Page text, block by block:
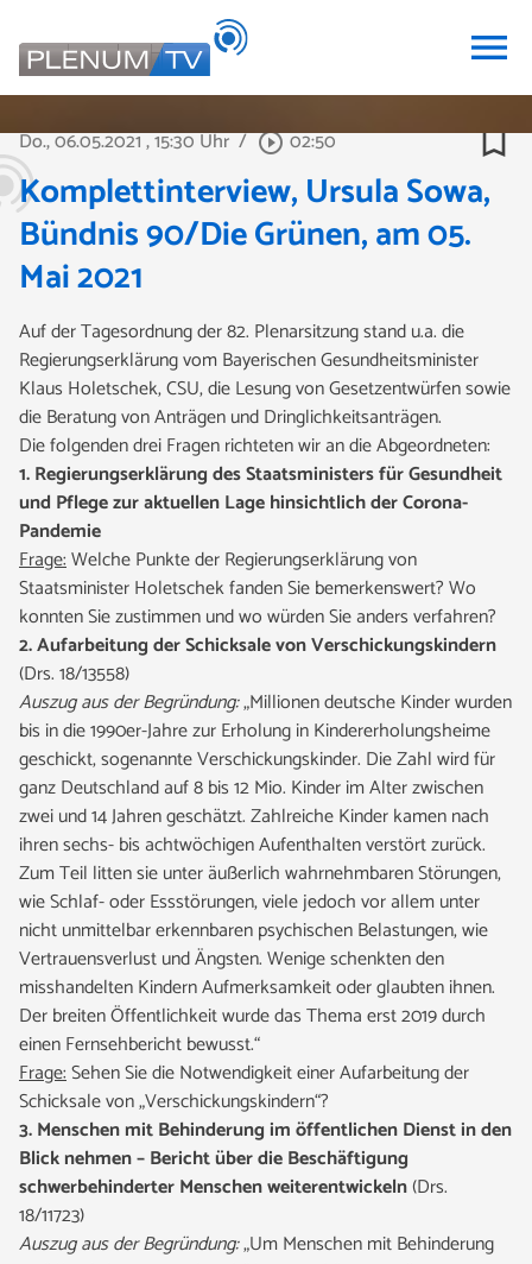
menu
Do., 06.05.2021, 15:30 Uhr / play_circle_outline02:50 bookmark_border
Komplettinterview, Ursula Sowa,
Bündnis 90/Die Grünen, am 05.
Mai 2021
Auf der Tagesordnung der 82. Plenarsitzung stand u.a. die
Regierungserklärung vom Bayerischen Gesundheitsminister
Klaus Holetschek, CSU, die Lesung von Gesetzentwürfen sowie
die Beratung von Anträgen und Dringlichkeitsanträgen.
Die folgenden drei Fragenrichteten wir an die Abgeordneten:
1. Regierungserklärung des Staatsministers für Gesundheit
und Pflege zur aktuellen Lage hinsichtlich der Corona-
Pandemie
Frage:Welche Punkte der Regierungserklärung von
Staatsminister Holetschek fanden Sie bemerkenswert? Wo
konnten Sie zustimmen und wo würden Sie anders verfahren?
2. Aufarbeitung der Schicksale von Verschickungskindern
(Drs. 18/13558)
Auszug aus der Begründung:„Millionen deutsche Kinder wurden
bis in die 1990er-Jahre zur Erholung in Kindererholungsheime
geschickt, sogenannte Verschickungskinder. Die Zahl wird für
ganz Deutschland auf 8 bis 12 Mio. Kinder im Alter zwischen
zwei und 14 Jahren geschätzt. Zahlreiche Kinder kamen nach
ihren sechs- bis achtwöchigen Aufenthalten verstört zurück.
Zum Teil litten sie unter äußerlich wahrnehmbaren Störungen,
wie Schlaf- oder Essstörungen, viele jedoch vor allem unter
nicht unmittelbar erkennbaren psychischen Belastungen, wie
Vertrauensverlust und Ängsten. Wenige schenkten den
misshandelten Kindern Aufmerksamkeit oder glaubten ihnen.
Der breiten Öffentlichkeit wurde das Thema erst 2019 durch
einen Fernsehbericht bewusst.“
Frage:Sehen Sie die Notwendigkeit einer Aufarbeitung der
Schicksale von „Verschickungskindern“?
3. Menschen mit Behinderung im öffentlichen Dienst in den
Blick nehmen – Bericht über die Beschäftigung
schwerbehinderter Menschen weiterentwickeln(Drs.
18/11723)
Auszug aus der Begründung:„Um Menschen mit Behinderung